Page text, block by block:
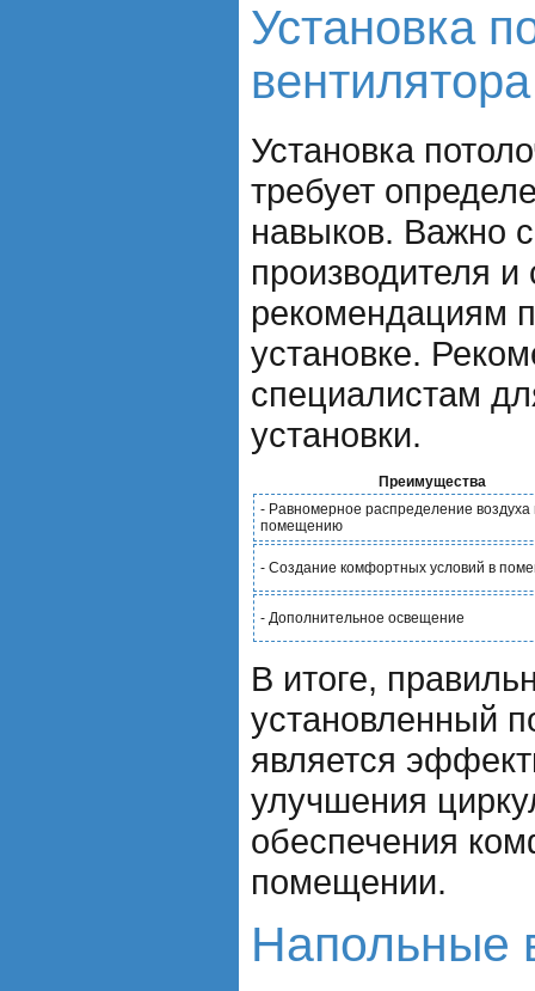
Установка
вентилятора
Установка
требует
навыков. Важно
производителя и
рекомендациям
установке.
специалистам
установки.
Преимущества
- Равномерное распределение воздуха
помещению
- Создание комфортных условий в
- Дополнительное освещение
В итоге,
установленный
является
улучшения
обеспечения
помещении.
Напольные